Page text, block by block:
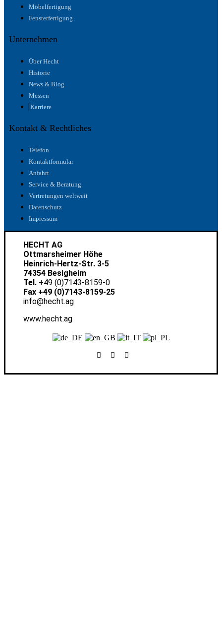
Möbelfertigung
Fensterfertigung
Unternehmen
Über Hecht
Historie
News & Blog
Messen
Karriere
Kontakt & Rechtliches
Telefon
Kontaktformular
Anfahrt
Service & Beratung
Vertretungen weltweit
Datenschutz
Impressum
HECHT AG
Ottmarsheimer Höhe
Heinrich-Hertz-Str. 3-5
74354 Besigheim
Tel. +49 (0)7143-8159-0
Fax +49 (0)7143-8159-25
info@hecht.ag
www.hecht.ag